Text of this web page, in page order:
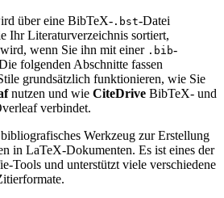
über eine BibTeX-.bst-Datei
Ihr Literaturverzeichnis sortiert,
wenn Sie ihn mit einer .bib-
folgenden Abschnitte fassen
grundsätzlich funktionieren, wie Sie
nutzen und wie CiteDrive BibTeX- und
verbindet.
Werkzeug zur Erstellung
in LaTeX-Dokumenten. Es ist eines der
Tools und unterstützt viele verschiedene